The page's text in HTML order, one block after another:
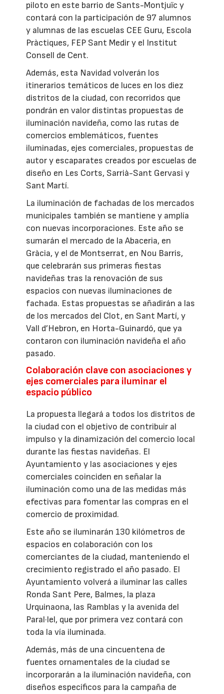
piloto en este barrio de Sants-Montjuïc y
contará con la participación de 97 alumnos
y alumnas de las escuelas CEE Guru, Escola
Pràctiques, FEP Sant Medir y el Institut
Consell de Cent.
Además, esta Navidad volverán los
itinerarios temáticos de luces en los diez
distritos de la ciudad, con recorridos que
pondrán en valor distintas propuestas de
iluminación navideña, como las rutas de
comercios emblemáticos, fuentes
iluminadas, ejes comerciales, propuestas de
autor y escaparates creados por escuelas de
diseño en Les Corts, Sarrià-Sant Gervasi y
Sant Martí.
La iluminación de fachadas de los mercados
municipales también se mantiene y amplía
con nuevas incorporaciones. Este año se
sumarán el mercado de la Abaceria, en
Gràcia, y el de Montserrat, en Nou Barris,
que celebrarán sus primeras fiestas
navideñas tras la renovación de sus
espacios con nuevas iluminaciones de
fachada. Estas propuestas se añadirán a las
de los mercados del Clot, en Sant Martí, y
Vall d’Hebron, en Horta-Guinardó, que ya
contaron con iluminación navideña el año
pasado.
Colaboración clave con asociaciones y
ejes comerciales para iluminar el
espacio público
La propuesta llegará a todos los distritos de
la ciudad con el objetivo de contribuir al
impulso y la dinamización del comercio local
durante las fiestas navideñas. El
Ayuntamiento y las asociaciones y ejes
comerciales coinciden en señalar la
iluminación como una de las medidas más
efectivas para fomentar las compras en el
comercio de proximidad.
Este año se iluminarán 130 kilómetros de
espacios en colaboración con los
comerciantes de la ciudad, manteniendo el
crecimiento registrado el año pasado. El
Ayuntamiento volverá a iluminar las calles
Ronda Sant Pere, Balmes, la plaza
Urquinaona, las Ramblas y la avenida del
Paral·lel, que por primera vez contará con
toda la vía iluminada.
Además, más de una cincuentena de
fuentes ornamentales de la ciudad se
incorporarán a la iluminación navideña, con
diseños específicos para la campaña de